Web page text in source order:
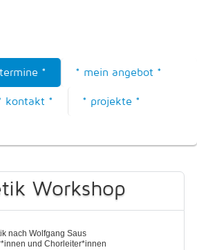
* * mein angebot *
kontakt * * projekte *
Workshop
nach Wolfgang Saus
und Chorleiter*innen